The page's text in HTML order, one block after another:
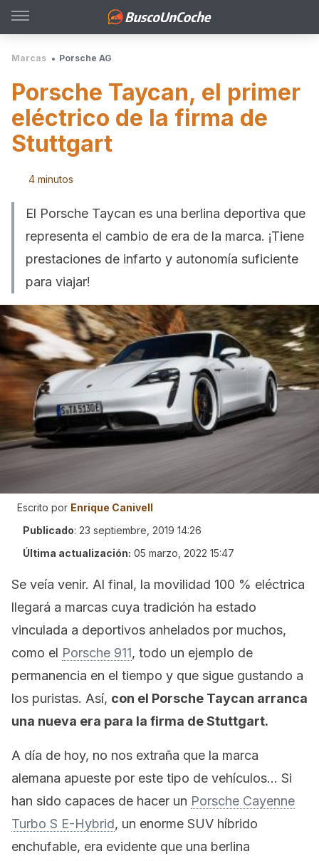
Marcas Porsche AG
Porsche Taycan, el primer
eléctrico de la firma de
Stuttgart
4 minutos
El Porsche Taycan es una berlina deportiva que
representa el cambio de era de la marca. ¡Tiene
prestaciones de infarto y autonomía suficiente
para viajar!
Escrito por Enrique Canivell
Publicado: 23 septiembre, 2019 14:26
Última actualización: 05 marzo, 2022 15:47
Se veía venir. Al final, la movilidad 100 % eléctrica
llegará a marcas cuya tradición ha estado
vinculada a deportivos anhelados por muchos,
como el Porsche 911, todo un ejemplo de
permanencia en el tiempo y que sigue gustando a
los puristas. Así, con el Porsche Taycan arranca
una nueva era para la firma de Stuttgart.
A día de hoy, no nos extraña que la marca
alemana apueste por este tipo de vehículos… Si
han sido capaces de hacer un Porsche Cayenne
Turbo S E-Hybrid, un enorme SUV híbrido
enchufable, era evidente que una berlina